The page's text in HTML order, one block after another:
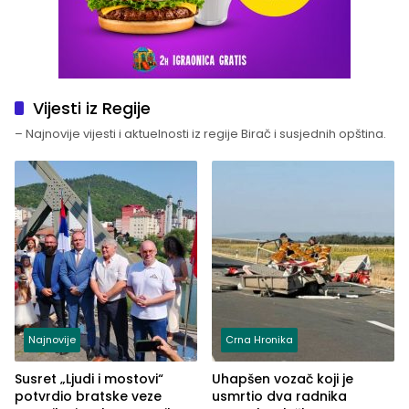
Vijesti iz Regije
– Najnovije vijesti i aktuelnosti iz regije Birač i susjednih opština.
Najnovije
Susret „Ljudi i mostovi“
potvrdio bratske veze
Crna Hronika
Uhapšen vozač koji je
usmrtio dva radnika